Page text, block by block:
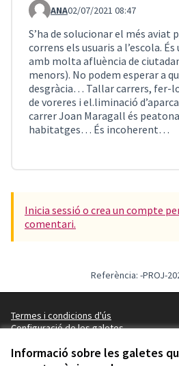
Informació sobre les galetes
Comentari 2107
ANA02/07/2021 08:47
S’ha de solucionar el més aviat
correns els usuaris a l’escola.
amb molta afluència de
menors). No podem esperar a
desgràcia… Tallar carrers, fer-
de voreres i el.liminació
carrer Joan Maragall és
habitatges… És incoherent…
Inicia sessió o crea un compte
comentari.
Referència: -PROJ-
Termes i condicions d'ús
Configuració de les galetes
(Enllaç extern)
(Enllaç extern)
(Enllaç extern)
(Enllaç extern)